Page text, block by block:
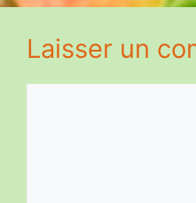
Laisser un